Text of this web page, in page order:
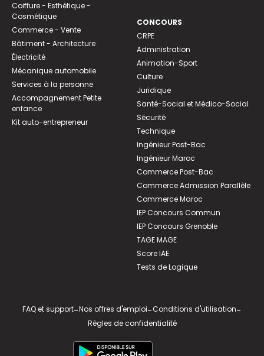
Coiffure - Esthétique -
Cosmétique
Commerce - Vente
Bâtiment - Architecture
Électricité
Mécanique automobile
Services à la personne
Accompagnement Petite
enfance
Kit auto-entrepreneur
CONCOURS
CRPE
Administration
Animation-Sport
Culture
Juridique
Santé-Social et Médico-Social
Sécurité
Technique
Ingénieur Post-Bac
Ingénieur Maroc
Commerce Post-Bac
Commerce Admission Parallèle
Commerce Maroc
IEP Concours Commun
IEP Concours Grenoble
TAGE MAGE
Score IAE
Tests de Logique
FAQ et support-Nos offres d'emploi-Conditions d'utilisation-
Règles de confidentialité